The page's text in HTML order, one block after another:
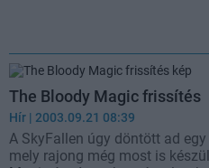
The Bloody Magic frissítés
Hír | 2003.09.21 08:39
A SkyFallen úgy döntött ad
mely rajong még most is